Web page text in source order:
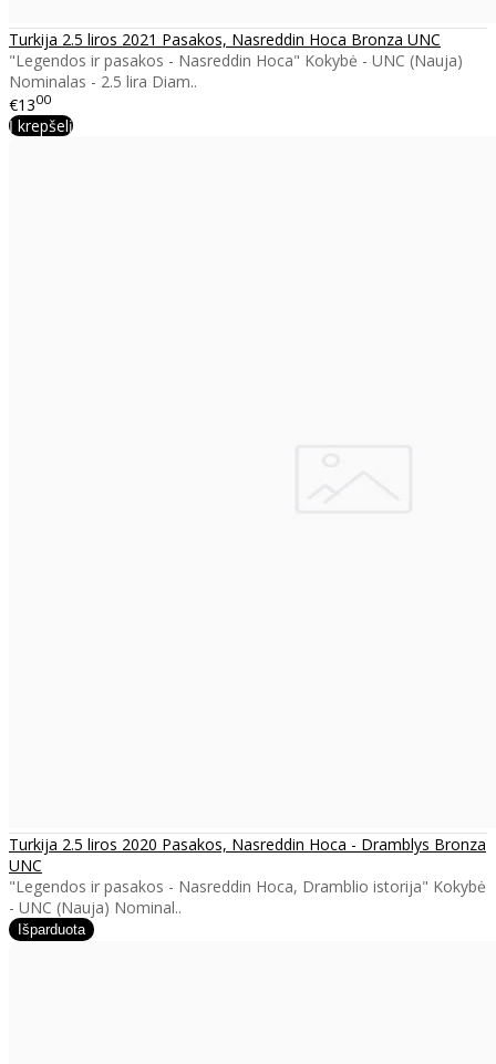
Turkija 2.5 liros 2021 Pasakos, Nasreddin Hoca Bronza UNC
"Legendos ir pasakos - Nasreddin Hoca" Kokybė - UNC (Nauja)
Nominalas - 2.5 lira Diam..
€1300
Į krepšelį
Turkija 2.5 liros 2020 Pasakos, Nasreddin Hoca - Dramblys Bronza
UNC
"Legendos ir pasakos - Nasreddin Hoca, Dramblio istorija" Kokybė
- UNC (Nauja) Nominal..